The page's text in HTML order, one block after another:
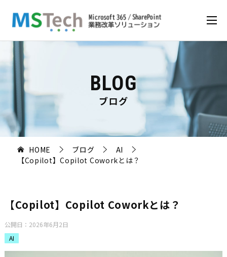
BLOG
ブログ
HOME ブログ
AI
【Copilot】Copilot Coworkとは？
【Copilot】Copilot Coworkとは？
公開日： 2026年6月2日
AI